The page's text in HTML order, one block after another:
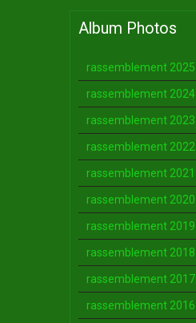
Album Photos
rassemblement 2025
rassemblement 2024
rassemblement 2023
rassemblement 2022
rassemblement 2021
rassemblement 2020
rassemblement 2019
rassemblement 2018
rassemblement 2017
rassemblement 2016